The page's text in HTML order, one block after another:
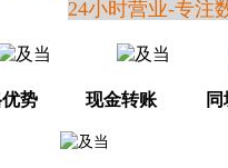
24小时营业-专注
势 现金转账